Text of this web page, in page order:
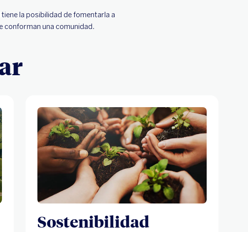
la posibilidad de fomentarla a
una comunidad.
Sostenibilidad